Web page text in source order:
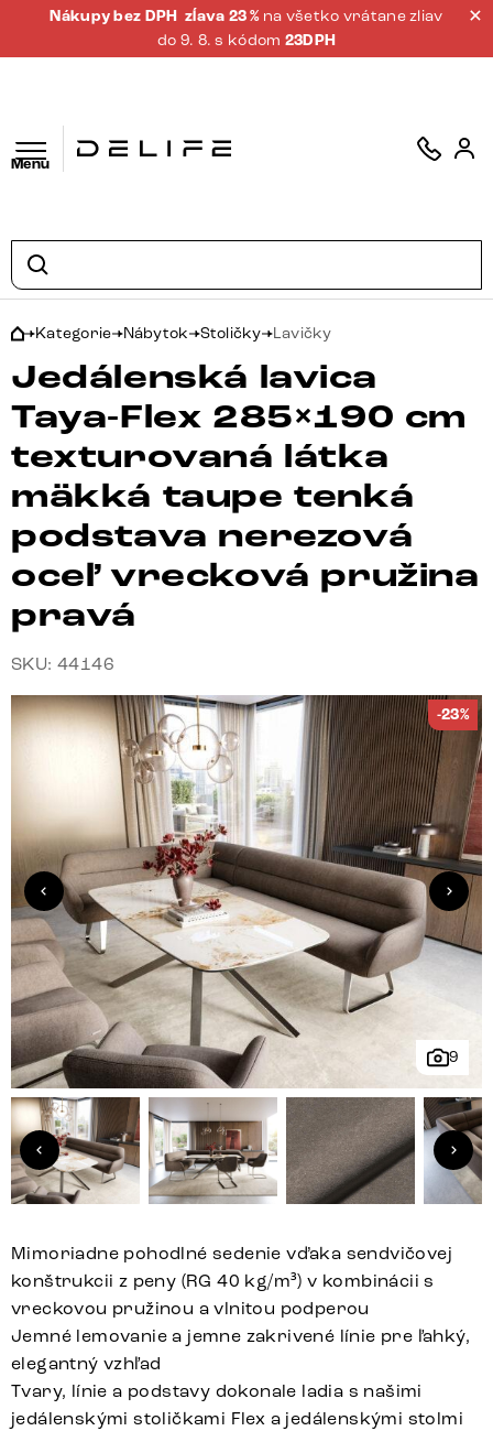
Nákupy bez DPH zĺava 23 % na všetko vrátane zliav
do 9. 8. s kódom 23DPH
Menu
Kategorie Nábytok Stoličky Lavičky
Jedálenská lavica
Taya-Flex 285×190 cm
texturovaná látka
mäkká taupe tenká
podstava nerezová
oceľ vrecková pružina
pravá
SKU: 44146
9
-23%
Mimoriadne pohodlné sedenie vďaka sendvičovej
konštrukcii z peny (RG 40 kg/m³) v kombinácii s
vreckovou pružinou a vlnitou podperou
Jemné lemovanie a jemne zakrivené línie pre ľahký,
elegantný vzhľad
Tvary, línie a podstavy dokonale ladia s našimi
jedálenskými stoličkami Flex a jedálenskými stolmi